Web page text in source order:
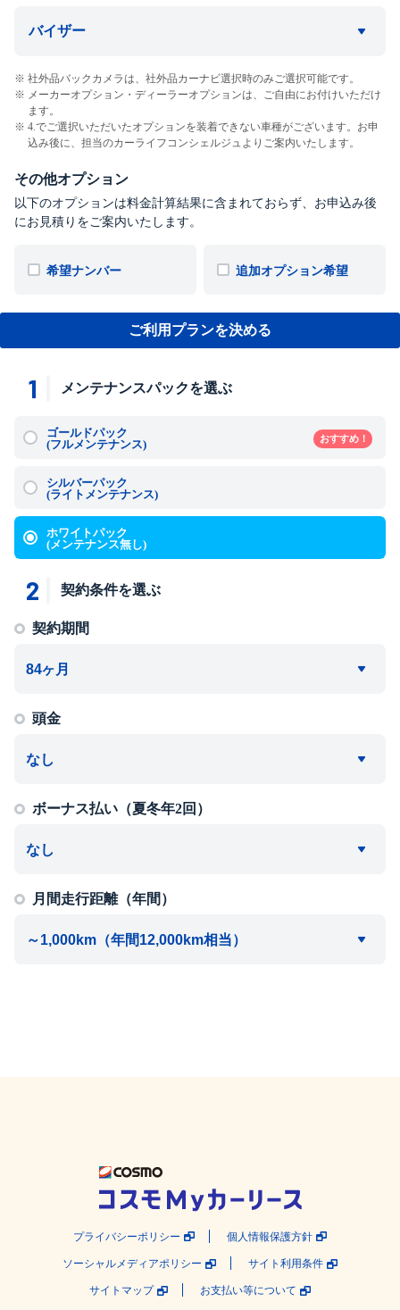
バイザー
社外品バックカメラは、社外品カーナビ選択時のみご選択可能です。
メーカーオプション・ディーラーオプションは、ご自由にお付けいただけ
ます。
4.でご選択いただいたオプションを装着できない車種がございます。お申
込み後に、担当のカーライフコンシェルジュよりご案内いたします。
その他オプション
以下のオプションは料金計算結果に含まれておらず、お申込み後
にお見積りをご案内いたします。
希望ナンバー 追加オプション希望
ご利用プランを決める
1 メンテナンスパックを選ぶ
ゴールドパック
(フルメンテナンス)
おすすめ！
シルバーパック
(ライトメンテナンス)
ホワイトパック
(メンテナンス無し)
2 契約条件を選ぶ
契約期間
頭金
ボーナス払い（夏冬年2回）
月間走行距離（年間）
プライバシーポリシー 個人情報保護方針
ソーシャルメディアポリシー サイト利用条件
サイトマップ お支払い等について